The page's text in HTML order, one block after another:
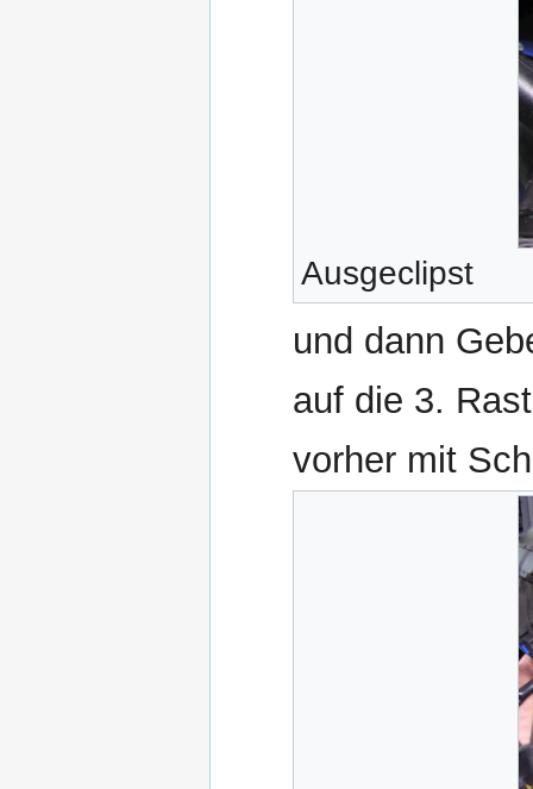
Ausgeclipst
und dann
auf die 3.
vorher mit